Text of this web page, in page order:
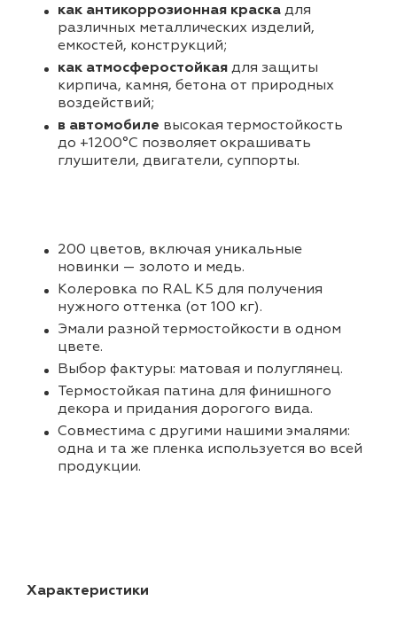
как антикоррозионная краска для
различных металлических изделий,
емкостей, конструкций;
как атмосферостойкая для защиты
кирпича, камня, бетона от природных
воздействий;
в автомобиле высокая термостойкость
до +1200°С позволяет окрашивать
глушители, двигатели, суппорты.
200 цветов, включая уникальные
новинки — золото и медь.
Колеровка по RAL K5 для получения
нужного оттенка (от 100 кг).
Эмали разной термостойкости в одном
цвете.
Выбор фактуры: матовая и полуглянец.
Термостойкая патина для финишного
декора и придания дорогого вида.
Совместима с другими нашими эмалями:
одна и та же пленка используется во всей
продукции.
Характеристики